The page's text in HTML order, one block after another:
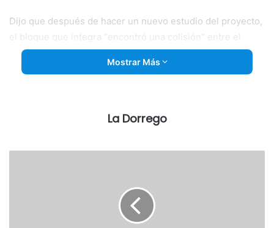
Dijo que después de hacer un nuevo estudio del proyecto,
el bloque que integra “encontró una colisión” entre el
proyecto de ordenanza general impositiva y un artículo del
régimen de responsabilidad fiscal provincial que el
Seguridad e Higiene, Inspección, Alumbrado, Barrido y
Limpieza, y la rural”, agregó.
Mostrar Más
La Dorrego